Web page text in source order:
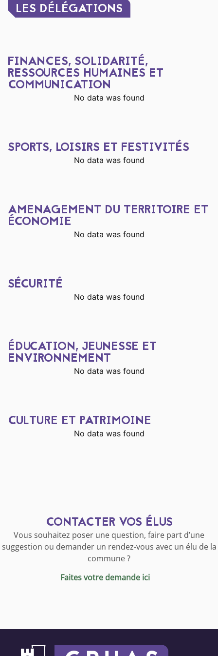
LES DÉLÉGATIONS
FINANCES, SOLIDARITÉ,
RESSOURCES HUMAINES ET
COMMUNICATION
No data was found
SPORTS, LOISIRS ET FESTIVITÉS
No data was found
AMENAGEMENT DU TERRITOIRE ET
ÉCONOMIE
No data was found
SÉCURITÉ
No data was found
ÉDUCATION, JEUNESSE ET
ENVIRONNEMENT
No data was found
CULTURE ET PATRIMOINE
No data was found
CONTACTER VOS ÉLUS
Vous souhaitez poser une question, faire part d’une
suggestion ou demander un rendez-vous avec un élu de la
commune ?
Faites votre demande ici